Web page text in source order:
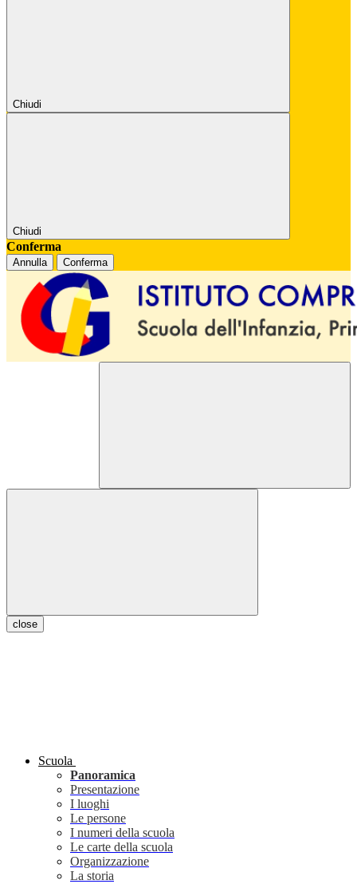
Chiudi
Chiudi
Conferma
Annulla Conferma
close
Scuola
Panoramica
Presentazione
I luoghi
Le persone
I numeri della scuola
Le carte della scuola
Organizzazione
La storia